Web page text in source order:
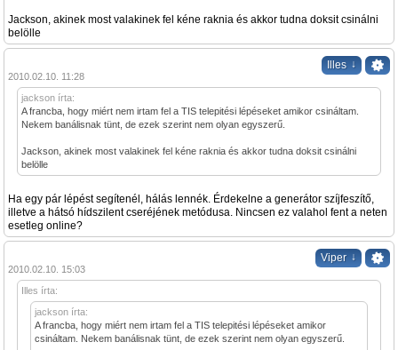
Jackson, akinek most valakinek fel kéne raknia és akkor tudna doksit csinálni
belölle
Illes ↓
2010.02.10. 11:28
jackson írta:
A francba, hogy miért nem irtam fel a TIS telepitési lépéseket amikor csináltam.
Nekem banálisnak tünt, de ezek szerint nem olyan egyszerű.
Jackson, akinek most valakinek fel kéne raknia és akkor tudna doksit csinálni
belölle
Ha egy pár lépést segítenél, hálás lennék. Érdekelne a generátor szíjfeszítő,
illetve a hátsó hídszilent cseréjének metódusa. Nincsen ez valahol fent a neten
esetleg online?
Viper ↓
2010.02.10. 15:03
Illes írta:
jackson írta:
A francba, hogy miért nem irtam fel a TIS telepitési lépéseket amikor
csináltam. Nekem banálisnak tünt, de ezek szerint nem olyan egyszerű.